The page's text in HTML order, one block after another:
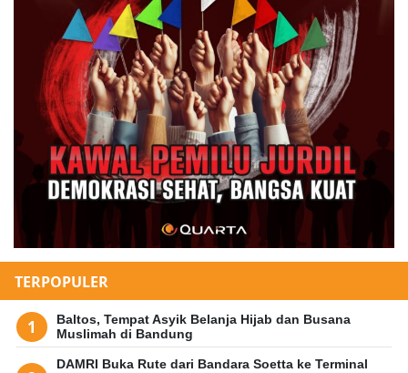
TERPOPULER
Baltos, Tempat Asyik Belanja Hijab dan Busana
Muslimah di Bandung
DAMRI Buka Rute dari Bandara Soetta ke Terminal